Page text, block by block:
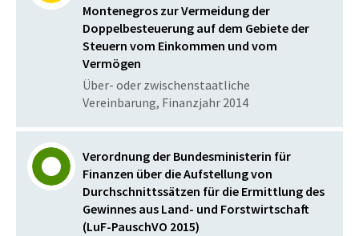
Montenegros zur Vermeidung der
Doppelbesteuerung auf dem Gebiete der
Steuern vom Einkommen und vom
Vermögen
Über- oder zwischenstaatliche
Vereinbarung, Finanzjahr 2014
Verordnung der Bundesministerin für
Finanzen über die Aufstellung von
Durchschnittssätzen für die Ermittlung des
Gewinnes aus Land- und Forstwirtschaft
(LuF-PauschVO 2015)